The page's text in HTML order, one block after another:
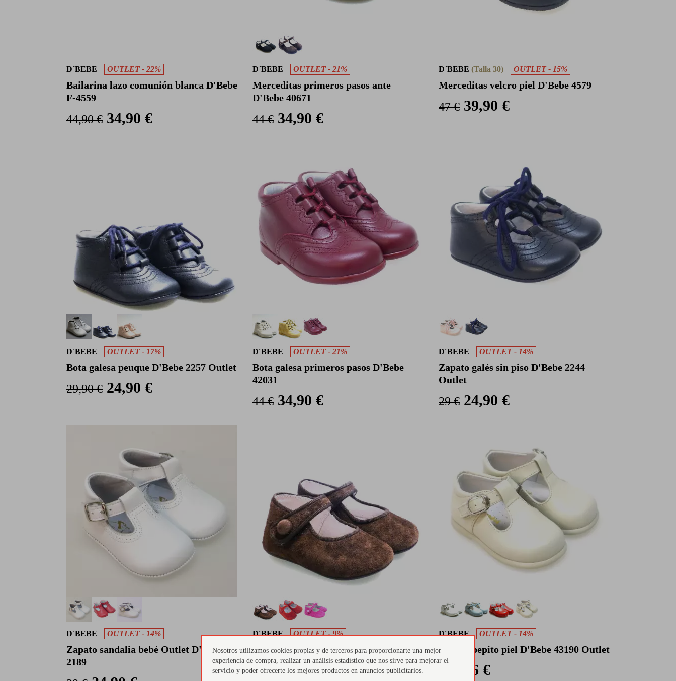
D´BEBE OUTLET - 22%
Bailarina lazo comunión blanca D'Bebe
F-4559
44,90 € 34,90 €
D´BEBE OUTLET - 21%
Merceditas primeros pasos ante
D'Bebe 40671
44 € 34,90 €
D´BEBE (Talla 30) OUTLET - 15%
Merceditas velcro piel D'Bebe 4579
47 € 39,90 €
D´BEBE OUTLET - 17%
Bota galesa peuque D'Bebe 2257 Outlet
29,90 € 24,90 €
D´BEBE OUTLET - 21%
Bota galesa primeros pasos D'Bebe
42031
44 € 34,90 €
D´BEBE OUTLET - 14%
Zapato galés sin piso D'Bebe 2244
Outlet
29 € 24,90 €
D´BEBE OUTLET - 14%
Zapato sandalia bebé Outlet D'Bebe
2189
D´BEBE OUTLET - 9%
Mercedes cuna ante D'Bebe 2280
Outlet
D´BEBE OUTLET - 14%
Zapato pepito piel D'Bebe 43190 Outlet
36 €
Nosotros utilizamos cookies propias y de terceros para proporcionarte una mejor
experiencia de compra, realizar un análisis estadístico que nos sirve para mejorar el
servicio y poder ofrecerte los mejores productos en anuncios publicitarios.